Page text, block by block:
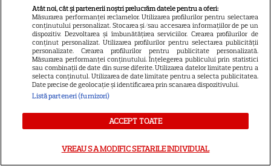
semne care au trimis-o la
medic. Prietena ei, Olga
Barcari, a povestit tot: „Și în
Asia Express avea cancer, dar
nimeni nu știa, nici ea”
trebuie să știe! Decizie majoră
țara! Ce urmează să se
Atât noi, cât și partenerii noștri prelucrăm datele pentru a oferi:
Măsurarea performanței reclamelor. Utilizarea profilurilor pentru selectarea
conținutului personalizat. Stocarea și/sau accesarea informațiilor de pe un
dispozitiv. Dezvoltarea și îmbunătățirea serviciilor. Crearea profilurilor de
conținut personalizat. Utilizarea profilurilor pentru selectarea publicității
personalizate. Crearea profilurilor pentru publicitate personalizată.
Măsurarea performanței conținutului. Înțelegerea publicului prin statistici
sau combinații de date din surse diferite. Utilizarea datelor limitate pentru a
selecta conținutul. Utilizarea de date limitate pentru a selecta publicitatea.
Date precise de geolocație și identificarea prin scanarea dispozitivului.
Listă parteneri (furnizori)
ACCEPT TOATE
VREAU SA MODIFIC SETARILE INDIVIDUAL